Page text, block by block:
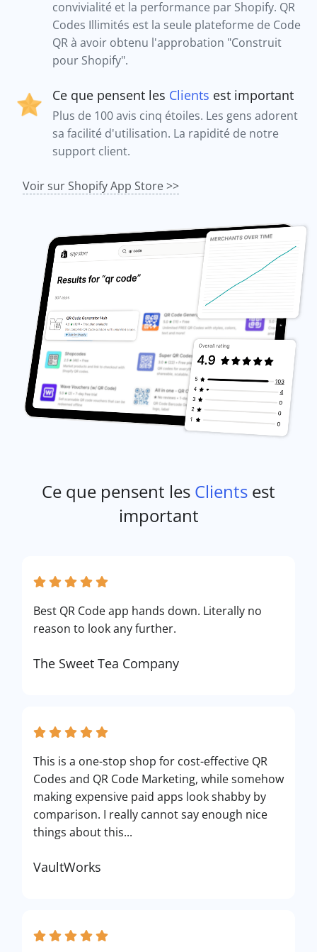
convivialité et la performance par Shopify. QR
Codes Illimités est la seule plateforme de Code
QR à avoir obtenu l'approbation "Construit
pour Shopify".
Ce que pensent les Clients est important
Plus de 100 avis cinq étoiles. Les gens adorent
sa facilité d'utilisation. La rapidité de notre
support client.
Voir sur Shopify App Store >>
Ce que pensent les Clients est
important
Best QR Code app hands down. Literally no
reason to look any further.
The Sweet Tea Company
This is a one-stop shop for cost-effective QR
Codes and QR Code Marketing, while somehow
making expensive paid apps look shabby by
comparison. I really cannot say enough nice
things about this...
VaultWorks